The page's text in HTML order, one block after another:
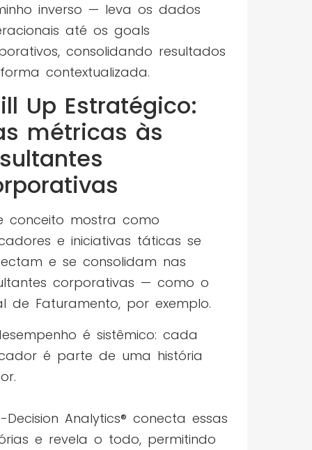
inverso — leva os dados
até os goals
consolidando resultados
contextualizada.
Up Estratégico:
métricas às
conceito mostra como
e iniciativas táticas se
e se consolidam nas
corporativas — como o
de Faturamento, por exemplo.
é sistêmico: cada
é parte de uma história
Decision Analytics® conecta essas
e revela o todo, permitindo